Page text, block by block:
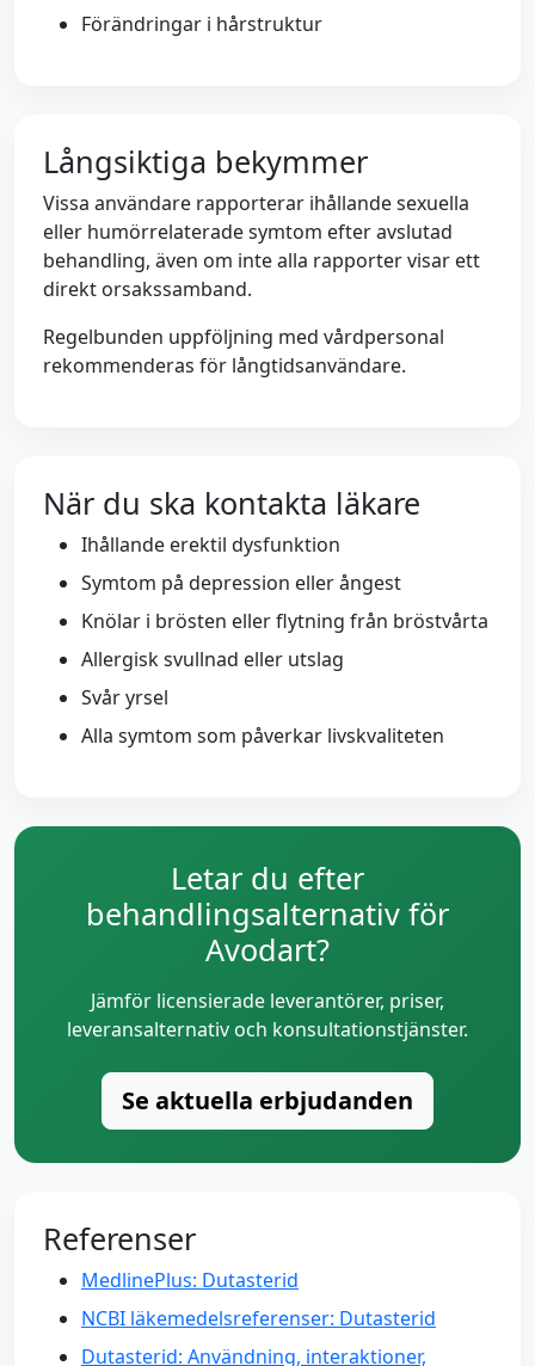
Förändringar i hårstruktur
Långsiktiga bekymmer
Vissa användare rapporterar ihållande sexuella
eller humörrelaterade symtom efter avslutad
behandling, även om inte alla rapporter visar ett
direkt orsakssamband.
Regelbunden uppföljning med vårdpersonal
rekommenderas för långtidsanvändare.
När du ska kontakta läkare
Ihållande erektil dysfunktion
Symtom på depression eller ångest
Knölar i brösten eller flytning från bröstvårta
Allergisk svullnad eller utslag
Svår yrsel
Alla symtom som påverkar livskvaliteten
Letar du efter
behandlingsalternativ för
Avodart?
Jämför licensierade leverantörer, priser,
leveransalternativ och konsultationstjänster.
Se aktuella erbjudanden
Referenser
MedlinePlus: Dutasterid
NCBI läkemedelsreferenser: Dutasterid
Dutasterid: Användning, interaktioner,